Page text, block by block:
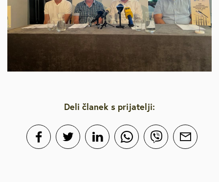
Deli članek s prijatelji: